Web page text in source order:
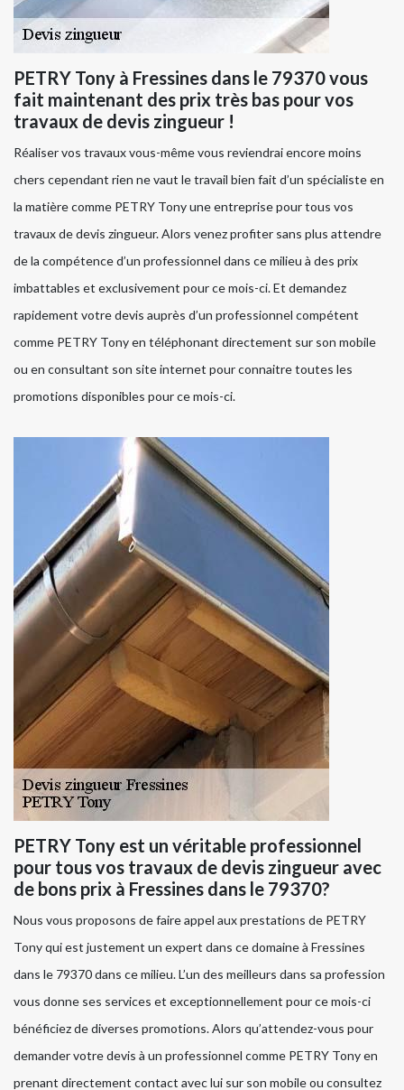
PETRY Tony à Fressines dans le 79370 vous
fait maintenant des prix très bas pour vos
travaux de devis zingueur !
Réaliser vos travaux vous-même vous reviendrai encore moins
chers cependant rien ne vaut le travail bien fait d’un spécialiste en
la matière comme PETRY Tony une entreprise pour tous vos
travaux de devis zingueur. Alors venez profiter sans plus attendre
de la compétence d’un professionnel dans ce milieu à des prix
imbattables et exclusivement pour ce mois-ci. Et demandez
rapidement votre devis auprès d’un professionnel compétent
comme PETRY Tony en téléphonant directement sur son mobile
ou en consultant son site internet pour connaitre toutes les
promotions disponibles pour ce mois-ci.
PETRY Tony est un véritable professionnel
pour tous vos travaux de devis zingueur avec
de bons prix à Fressines dans le 79370?
Nous vous proposons de faire appel aux prestations de PETRY
Tony qui est justement un expert dans ce domaine à Fressines
dans le 79370 dans ce milieu. L’un des meilleurs dans sa profession
vous donne ses services et exceptionnellement pour ce mois-ci
bénéficiez de diverses promotions. Alors qu’attendez-vous pour
demander votre devis à un professionnel comme PETRY Tony en
prenant directement contact avec lui sur son mobile ou consultez